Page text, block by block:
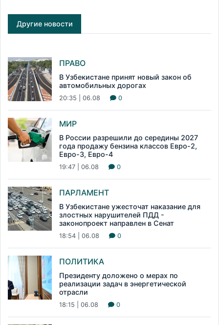
Другие новости
ПРАВО
В Узбекистане принят новый закон об
автомобильных дорогах
20:35 | 06.08 0
МИР
В России разрешили до середины 2027
года продажу бензина классов Евро-2,
Евро-3, Евро-4
19:47 | 06.08 0
ПАРЛАМЕНТ
В Узбекистане ужесточат наказание для
злостных нарушителей ПДД -
законопроект направлен в Сенат
18:54 | 06.08 0
ПОЛИТИКА
Президенту доложено о мерах по
реализации задач в энергетической
отрасли
18:15 | 06.08 0